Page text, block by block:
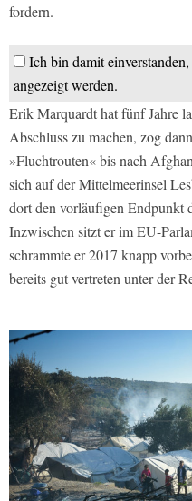
fordern.
Ich bin damit
angezeigt werden.
Erik Marquardt hat fünf Jahre
Abschluss zu machen, zog
»Fluchtrouten« bis nach
sich auf der Mittelmeerinsel
dort den vorläufigen Endpunkt
Inzwischen sitzt er im EU-
schrammte er 2017 knapp
bereits gut vertreten unter der